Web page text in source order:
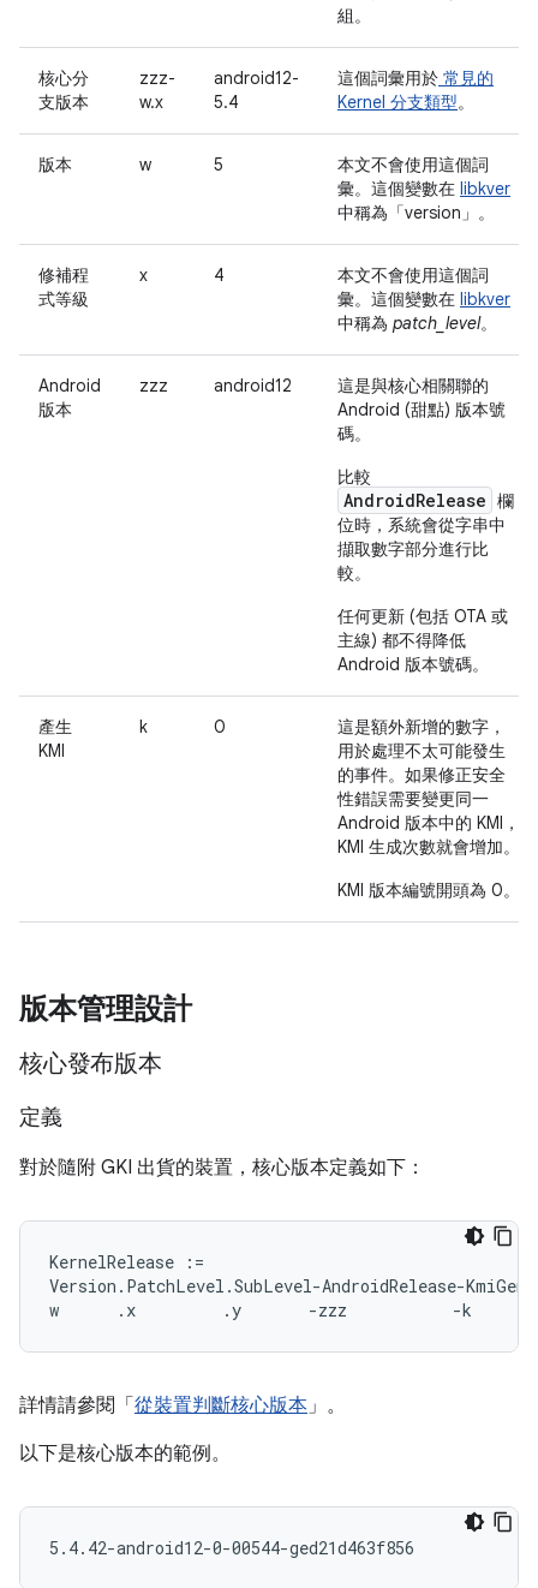
組。
核心分
支版本
zzz-
w.x
android12-
5.4
這個詞彙用於 常見的
Kernel 分支類型。
版本 w 5
本文不會使用這個詞
彙。這個變數在 libkver
中稱為「version」 。
修補程
式等級
x 4
本文不會使用這個詞
彙。這個變數在 libkver
中稱為 patch_level。
Android
版本
zzz android12
這是與核心相關聯的
Android (甜點) 版本號
碼。
比較
AndroidRelease 欄
位時，系統會從字串中
擷取數字部分進行比
較。
任何更新 (包括 OTA 或
主線) 都不得降低
Android 版本號碼。
產生
KMI
k 0
這是額外新增的數字，
用於處理不太可能發生
的事件。如果修正安全
性錯誤需要變更同一
Android 版本中的 KMI，
KMI 生成次數就會增加。
KMI 版本編號開頭為 0。
版本管理設計
核心發布版本
定義
對於隨附 GKI 出貨的裝置，核心版本定義如下：
KernelRelease :=
Version.PatchLevel.SubLevel-AndroidRelease-
詳情請參閱「 從裝置判斷核心版本」。
以下是核心版本的範例。